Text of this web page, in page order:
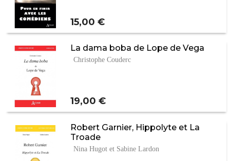
Prix
15,00 €
La dama boba de Lope de Vega
Christophe Couderc
Prix
19,00 €
Robert Garnier, Hippolyte et La
Troade
Nina Hugot et Sabine Lardon